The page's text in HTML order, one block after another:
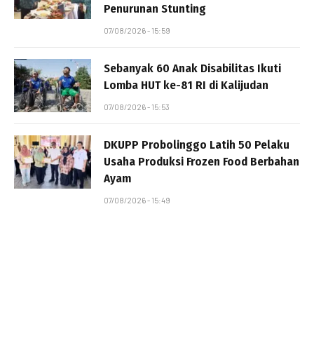
Penurunan Stunting
07/08/2026 - 15:59
Sebanyak 60 Anak Disabilitas Ikuti
Lomba HUT ke-81 RI di Kalijudan
07/08/2026 - 15:53
DKUPP Probolinggo Latih 50 Pelaku
Usaha Produksi Frozen Food Berbahan
Ayam
07/08/2026 - 15:49